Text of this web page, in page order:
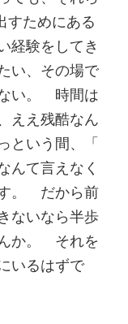
すためにある
経験をしてき
、 その場で
い。 時間は
ええ残酷なん
という間、「
んて言えなく
。 だから前
ないなら半歩
か。 それを
いるはずで